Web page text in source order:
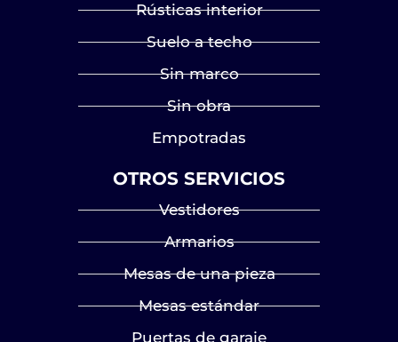
Rústicas interior
Suelo a techo
Sin marco
Sin obra
Empotradas
OTROS SERVICIOS
Vestidores
Armarios
Mesas de una pieza
Mesas estándar
Puertas de garaje